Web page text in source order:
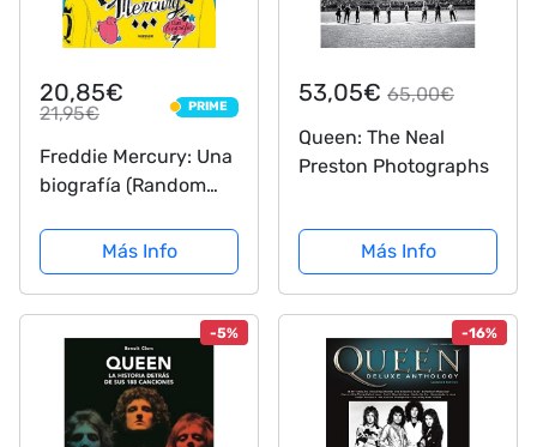
20,85€
21,95€ PRIME
PRIME
Freddie Mercury: Una
biografía (Random
Más Info
53,05€ 65,00€
Queen: The Neal
Preston Photographs
Más Info
-5% -16%